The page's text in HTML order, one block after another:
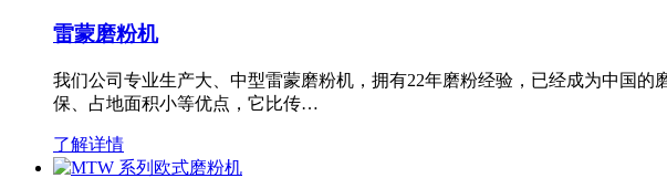
雷蒙磨粉机
我们公司专业生产大、中型雷蒙磨粉机，拥有22年磨粉经验，已经成为中国
保、占地面积小等优点，它比传…
了解详情